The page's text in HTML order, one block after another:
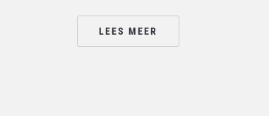
LEES MEER